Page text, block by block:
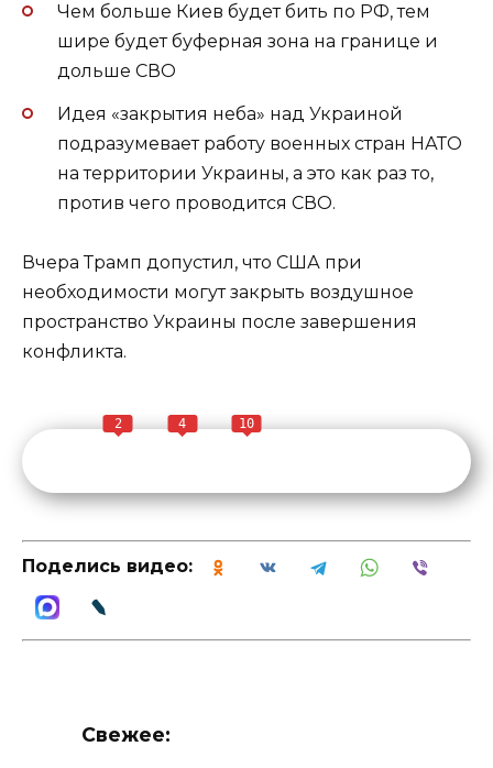
Чем больше Киев будет бить по РФ, тем
шире будет буферная зона на границе и
дольше СВО
Идея «закрытия неба» над Украиной
подразумевает работу военных стран НАТО
на территории Украины, а это как раз то,
против чего проводится СВО.
Вчера Трамп допустил, что США при
необходимости могут закрыть воздушное
пространство Украины после завершения
конфликта.
2 4 10
Поделись видео:
Свежее: